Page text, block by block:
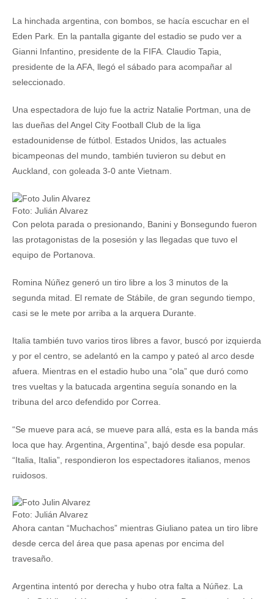
La hinchada argentina, con bombos, se hacía escuchar en el
Eden Park. En la pantalla gigante del estadio se pudo ver a
Gianni Infantino, presidente de la FIFA. Claudio Tapia,
presidente de la AFA, llegó el sábado para acompañar al
seleccionado.
Una espectadora de lujo fue la actriz Natalie Portman, una de
las dueñas del Angel City Football Club de la liga
estadounidense de fútbol. Estados Unidos, las actuales
bicampeonas del mundo, también tuvieron su debut en
Auckland, con goleada 3-0 ante Vietnam.
Foto: Julián Alvarez
Con pelota parada o presionando, Banini y Bonsegundo fueron
las protagonistas de la posesión y las llegadas que tuvo el
equipo de Portanova.
Romina Núñez generó un tiro libre a los 3 minutos de la
segunda mitad. El remate de Stábile, de gran segundo tiempo,
casi se le mete por arriba a la arquera Durante.
Italia también tuvo varios tiros libres a favor, buscó por izquierda
y por el centro, se adelantó en la campo y pateó al arco desde
afuera. Mientras en el estadio hubo una “ola” que duró como
tres vueltas y la batucada argentina seguía sonando en la
tribuna del arco defendido por Correa.
“Se mueve para acá, se mueve para allá, esta es la banda más
loca que hay. Argentina, Argentina”, bajó desde esa popular.
“Italia, Italia”, respondieron los espectadores italianos, menos
ruidosos.
Foto: Julián Alvarez
Ahora cantan “Muchachos” mientras Giuliano patea un tiro libre
desde cerca del área que pasa apenas por encima del
travesaño.
Argentina intentó por derecha y hubo otra falta a Núñez. La